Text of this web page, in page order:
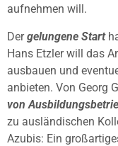
aufnehmen will.
Dergelungene Start
Hans Etzler will das
ausbauen und
anbieten. Von Georg
von
zu ausländischen
Azubis: Ein